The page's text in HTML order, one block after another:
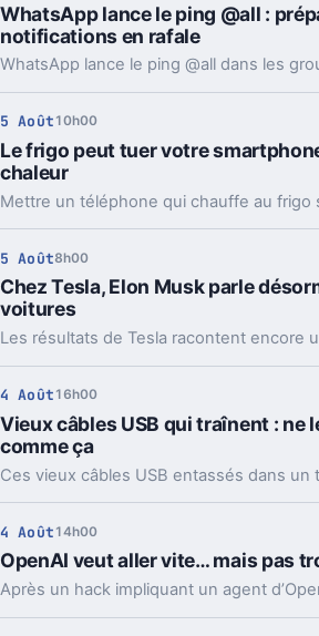
WhatsApp lance le ping @all :
notifications en rafale
5 Août 10h00
Le frigo peut tuer votre
chaleur
5 Août8h00
Chez Tesla, Elon Musk parle
voitures
4 Août 16h00
Vieux câbles USB qui traînent : ne
comme ça
4 Août 14h00
OpenAI veut aller vite… mais pas